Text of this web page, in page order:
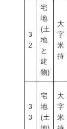
3
2
宅
地
(土
地
と
建
物)
大
字
米
持
3
3
宅
地
(土
大
字
米